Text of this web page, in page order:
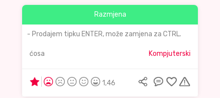
Razmjena
- Prodajem tipku ENTER, može zamjena za CTRL.
ćosa Kompjuterski
1,46